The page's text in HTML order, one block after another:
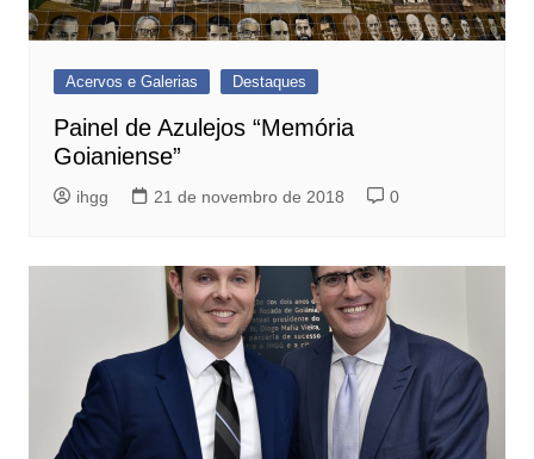
Acervos e Galerias Destaques
Painel de Azulejos “Memória
Goianiense”
ihgg 21 de novembro de 2018 0